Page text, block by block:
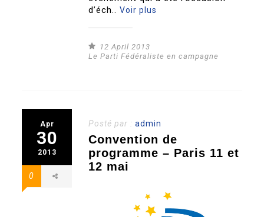
d’éch..Voir plus
12 April 2013
Le Parti Fédéraliste en campagne
Apr
30
2013
0
Posté par :admin
Convention de
programme – Paris 11 et
12 mai